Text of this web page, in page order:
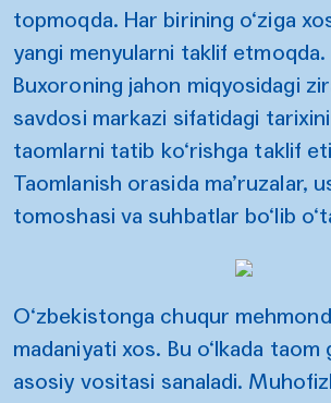
topmoqda. Har birining o‘ziga
yangi menyularni taklif
Buxoroning jahon miqyosidagi
savdosi markazi sifatidagi
taomlarni tatib ko‘rishga taklif
Taomlanish orasida ma’ruzalar,
tomoshasi va suhbatlar bo‘lib
O‘zbekistonga chuqur
madaniyati xos. Bu o‘lkada taom
asosiy vositasi sanaladi.